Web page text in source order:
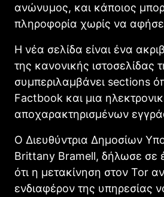
ανώνυμος, και κάποιος
πληροφορία χωρίς να
Η νέα σελίδα είναι ένα
της κανονικής ιστοσελίδας
συμπεριλαμβάνει sections
Factbook και μια
αποχαρακτηρισμένων
Ο Διευθύντρια Δημοσίων
Brittany Bramell, δήλωσε σε
ότι η μετακίνηση στον Tor
ενδιαφέρον της υπηρεσίας